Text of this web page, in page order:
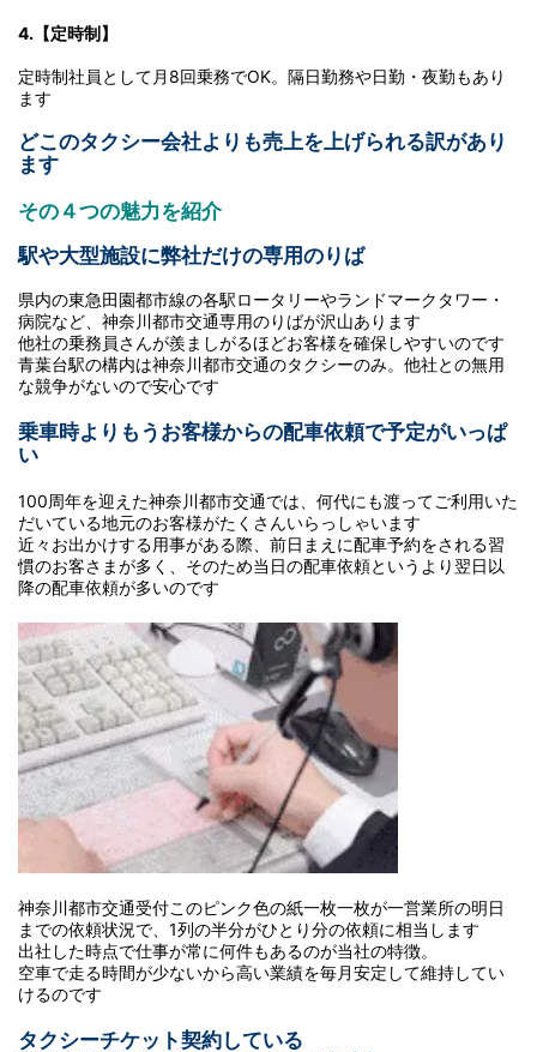
4.【定時制】
定時制社員として月8回乗務でOK。隔日勤務や日勤・夜勤もあり
ます
どこのタクシー会社よりも売上を上げられる訳があり
ます
その４つの魅力を紹介
駅や大型施設に弊社だけの専用のりば
県内の東急田園都市線の各駅ロータリーやランドマークタワー・
病院など、神奈川都市交通専用のりばが沢山あります
他社の乗務員さんが羨ましがるほどお客様を確保しやすいのです
青葉台駅の構内は神奈川都市交通のタクシーのみ。他社との無用
な競争がないので安心です
乗車時よりもうお客様からの配車依頼で予定がいっぱ
い
100周年を迎えた神奈川都市交通では、何代にも渡ってご利用いた
だいている地元のお客様がたくさんいらっしゃいます
近々お出かけする用事がある際、前日まえに配車予約をされる習
慣のお客さまが多く、そのため当日の配車依頼というより翌日以
降の配車依頼が多いのです
神奈川都市交通受付このピンク色の紙一枚一枚が一営業所の明日
までの依頼状況で、1列の半分がひとり分の依頼に相当します
出社した時点で仕事が常に何件もあるのが当社の特徴。
空車で走る時間が少ないから高い業績を毎月安定して維持してい
けるのです
タクシーチケット契約している